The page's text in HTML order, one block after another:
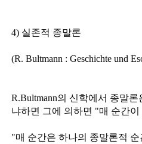
4) 실존적 종말론
(R. Bultmann : Geschichte und
R.Bultmann의 신학에서 종말
냐하면 그에 의하면 "매 순간
"매 순간은 하나의 종말론적